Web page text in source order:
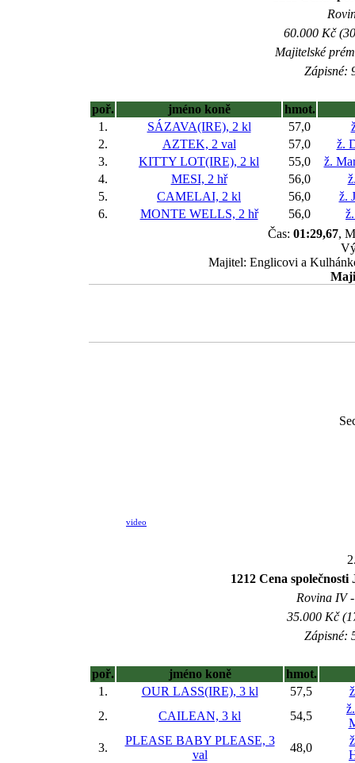
60.000 Kč
Majitelské
Zápisné:
poř. jméno koně
hmot.
1.
SÁZAVA(IRE), 2 kl 57,0
2.
AZTEK, 2 val 57,0
ž.
3.
KITTY LOT(IRE), 2 kl 55,0
ž.
4.
MESI, 2 hř 56,0
5.
CAMELAI, 2 kl 56,0
ž.
6.
MONTE WELLS, 2 hř 56,0
Čas: 01:29,67,
Majitel: Englicovi a
video
1212 Cena
Rovina IV
35.000 Kč
Zápisné:
poř. jméno koně
hmot.
1.
OUR LASS(IRE), 3 kl 57,5
2.
CAILEAN, 3 kl 54,5
3.
PLEASE BABY PLEASE, 3
val
48,0